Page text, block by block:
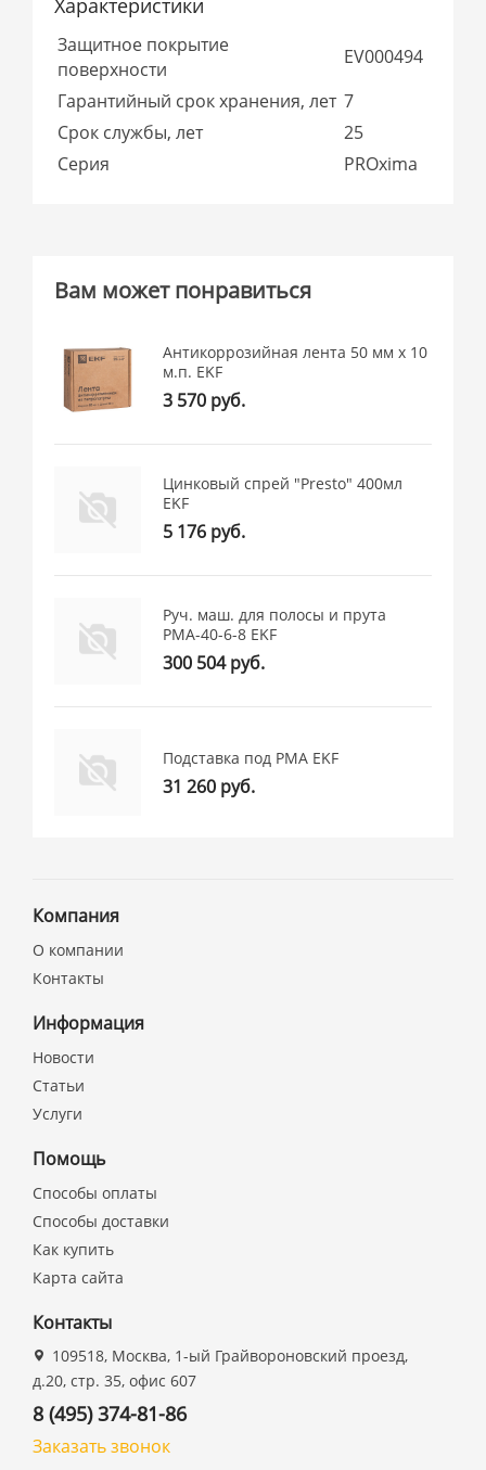
Защитное покрытие
поверхности
EV000494
Гарантийный срок хранения, лет 7
Срок службы, лет
25
Серия
PROxima
Вам может понравиться
Антикоррозийная лента 50 мм х 10
м.п. EKF
3 570 руб.
Цинковый спрей "Presto" 400мл
EKF
5 176 руб.
Руч. маш. для полосы и прута
РМА-40-6-8 EKF
300 504 руб.
Подставка под РМА EKF
31 260 руб.
Компания
О компании
Контакты
Информация
Новости
Статьи
Услуги
Помощь
Способы оплаты
Способы доставки
Как купить
Карта сайта
Контакты
109518, Москва, 1-ый Грайвороновский проезд,
д.20, стр. 35, офис 607
8 (495) 374-81-86
Заказать звонок